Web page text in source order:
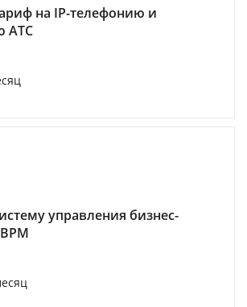
на IP-телефонию и
АТС
управления бизнес-